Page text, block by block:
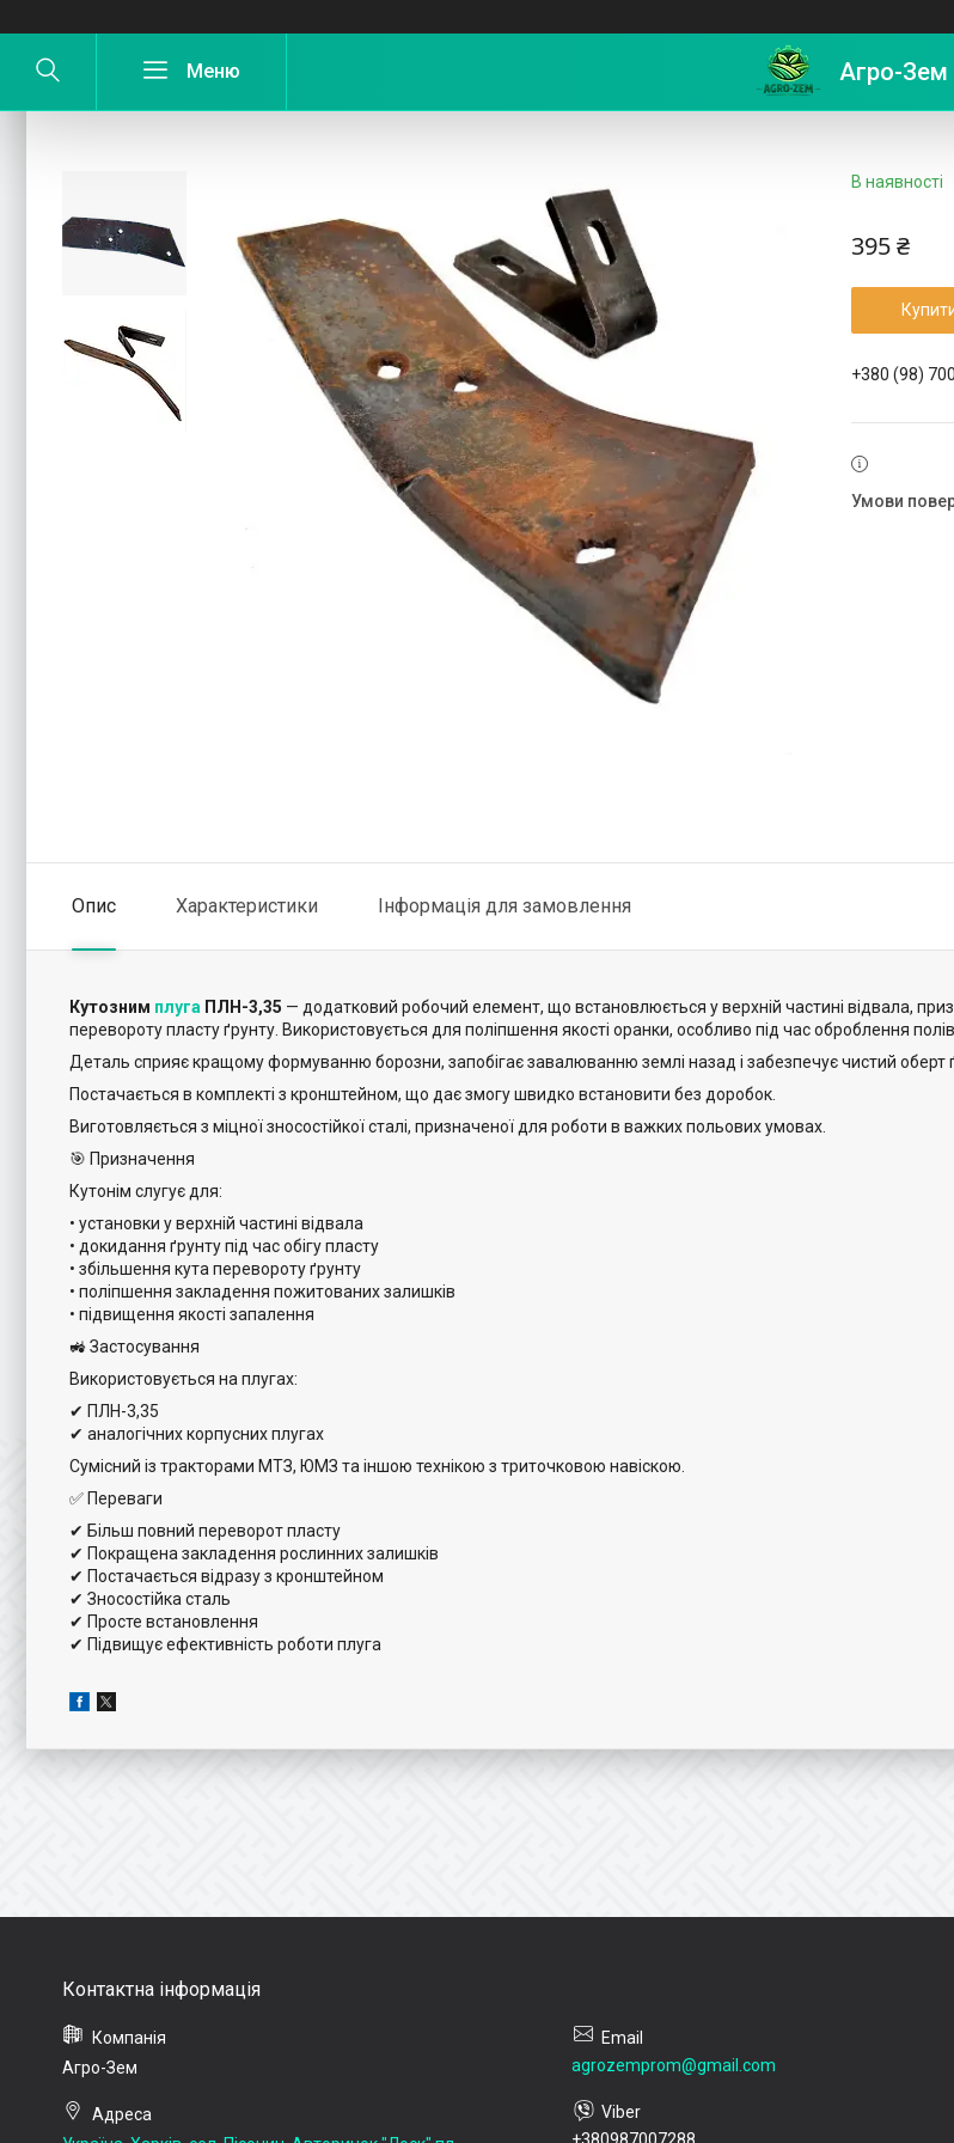
Агро-Зем
Углосним плуга (докидач) ПЛН-3,35, ПЛН-5,35 ПЛЕ 554 з кронштейном
В наявності
395 ₴
+380 (98)
Опис Характеристики Інформація для замовлення
Кутозним плуга ПЛН-3,35 — додатковий робочий елемент, що встановлюється у верхній частині відвала,
перевороту пласту ґрунту. Використовується для поліпшення якості оранки, особливо під час оброблення
Деталь сприяє кращому формуванню борозни, запобігає завалюванню землі назад і забезпечує чистий оберт
Постачається в комплекті з кронштейном, що дає змогу швидко встановити без доробок.
Виготовляється з міцної зносостійкої сталі, призначеної для роботи в важких польових умовах.
🎯 Призначення
Кутонім слугує для:
• установки у верхній частині відвала
• докидання ґрунту під час обігу пласту
• збільшення кута перевороту ґрунту
• поліпшення закладення пожитованих залишків
• підвищення якості запалення
🚜 Застосування
Використовується на плугах:
✔ ПЛН-3,35
✔ аналогічних корпусних плугах
Сумісний із тракторами МТЗ, ЮМЗ та іншою технікою з триточковою навіскою.
✅ Переваги
✔ Більш повний переворот пласту
✔ Покращена закладення рослинних залишків
✔ Постачається відразу з кронштейном
✔ Зносостійка сталь
✔ Просте встановлення
✔ Підвищує ефективність роботи плуга
Агро-Зем agrozemprom@gmail.com